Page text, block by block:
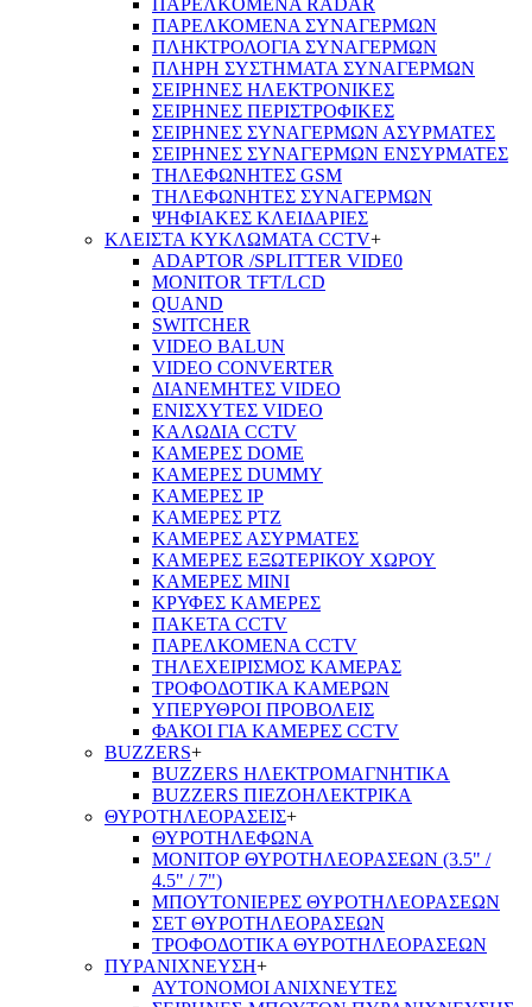
ΠΑΡΕΛΚOΜΕΝΑ RADAR
ΠΑΡΕΛΚΟΜΕΝΑ ΣΥΝΑΓΕΡΜΩΝ
ΠΛΗΚΤΡΟΛΟΓΙΑ ΣΥΝΑΓΕΡΜΩΝ
ΠΛΗΡΗ ΣΥΣΤΗΜΑΤΑ ΣΥΝΑΓΕΡΜΩΝ
ΣΕΙΡΗΝΕΣ ΗΛΕΚΤΡΟΝΙΚΕΣ
ΣΕΙΡΗΝΕΣ ΠΕΡΙΣΤΡΟΦΙΚΕΣ
ΣΕΙΡΗΝΕΣ ΣΥΝΑΓΕΡΜΩΝ ΑΣΥΡΜΑΤΕΣ
ΣΕΙΡΗΝΕΣ ΣΥΝΑΓΕΡΜΩΝ ΕΝΣΥΡΜΑΤΕΣ
ΤΗΛΕΦΩΝΗΤΕΣ GSM
ΤΗΛΕΦΩΝΗΤΕΣ ΣΥΝΑΓΕΡΜΩΝ
ΨΗΦΙΑΚΕΣ ΚΛΕΙΔΑΡΙΕΣ
ΚΛΕΙΣΤΑ ΚΥΚΛΩΜΑΤΑ CCTV+
ADAPTOR /SPLITTER VIDE0
MONITOR TFT/LCD
QUAND
SWITCHER
VIDEO BALUN
VIDEO CONVERTER
ΔΙΑΝΕΜΗΤΕΣ VIDEO
ΕΝΙΣΧΥΤΕΣ VIDEO
ΚΑΛΩΔΙΑ CCTV
ΚΑΜΕΡΕΣ DOME
ΚΑΜΕΡΕΣ DUMMY
ΚΑΜΕΡΕΣ IP
ΚΑΜΕΡΕΣ PTZ
ΚΑΜΕΡΕΣ ΑΣΥΡΜΑΤΕΣ
ΚΑΜΕΡΕΣ ΕΞΩΤΕΡΙΚΟΥ ΧΩΡΟΥ
ΚΑΜΕΡΕΣ ΜΙΝΙ
ΚΡΥΦΕΣ ΚΑΜΕΡΕΣ
ΠΑΚΕΤΑ CCTV
ΠΑΡΕΛΚΟΜΕΝΑ CCTV
ΤΗΛΕΧΕΙΡΙΣΜΟΣ ΚΑΜΕΡΑΣ
ΤΡΟΦΟΔΟΤΙΚΑ ΚΑΜΕΡΩΝ
ΥΠΕΡΥΘΡΟΙ ΠΡΟΒΟΛΕΙΣ
ΦΑΚΟΙ ΓΙΑ ΚΑΜΕΡΕΣ CCTV
BUZZERS+
BUZZERS ΗΛΕΚΤΡΟΜΑΓΝΗΤΙΚΑ
BUZZERS ΠΙΕΖΟΗΛΕΚΤΡΙΚΑ
ΘΥΡΟΤΗΛΕΟΡΑΣΕΙΣ+
ΘΥΡΟΤΗΛΕΦΩΝΑ
ΜΟΝΙΤΟΡ ΘΥΡΟΤΗΛΕΟΡΑΣΕΩΝ (3.5" /
4.5" / 7")
ΜΠΟΥΤΟΝΙΕΡΕΣ ΘΥΡΟΤΗΛΕΟΡΑΣΕΩΝ
ΣΕΤ ΘΥΡΟΤΗΛΕΟΡΑΣΕΩΝ
ΤΡΟΦΟΔΟΤΙΚΑ ΘΥΡΟΤΗΛΕΟΡΑΣΕΩΝ
ΠΥΡΑΝΙΧΝΕΥΣΗ+
ΑΥΤΟΝΟΜΟΙ ΑΝΙΧΝΕΥΤΕΣ